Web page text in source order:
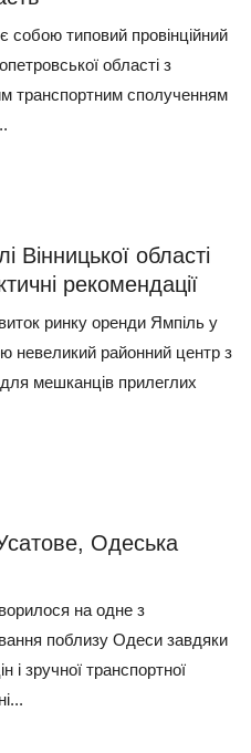
собою типовий провінційний
області з
транспортним сполученням
області
рекомендації
ринку оренди Ямпіль у
невеликий районний центр з
мешканців прилеглих
Одеська
на одне з
поблизу Одеси завдяки
і зручної транспортної